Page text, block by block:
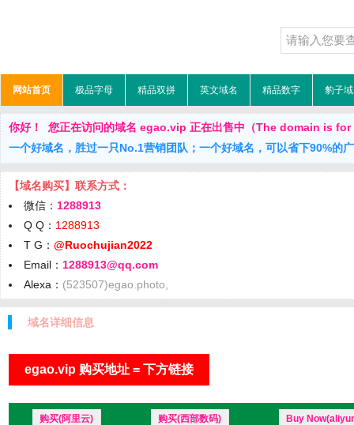
网站首页 极品字母 精品双拼 英文域名 精品数字 豹子
你好！ 您正在访问的域名 egao.vip 正在出售中（The domain is for
一个好域名，胜过一只No.1营销团队；一个好域名，可以省下90%的
【域名购买】联系方式：
微信： 1288913
Q Q： 1288913
T G： @Ruochujian2022
Email： 1288913@qq.com
Alexa： (523507)egao.photo,
域名详细信息
egao.vip 购买地址 = 下方链接
购买(阿里云) 购买(西部数码) Buy